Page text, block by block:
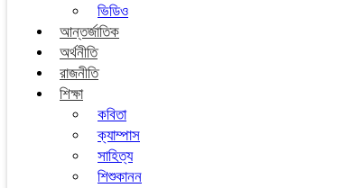
ভিডিও
আন্তর্জাতিক
অর্থনীতি
রাজনীতি
শিক্ষা
কবিতা
ক্যাম্পাস
সাহিত্য
শিশুকানন